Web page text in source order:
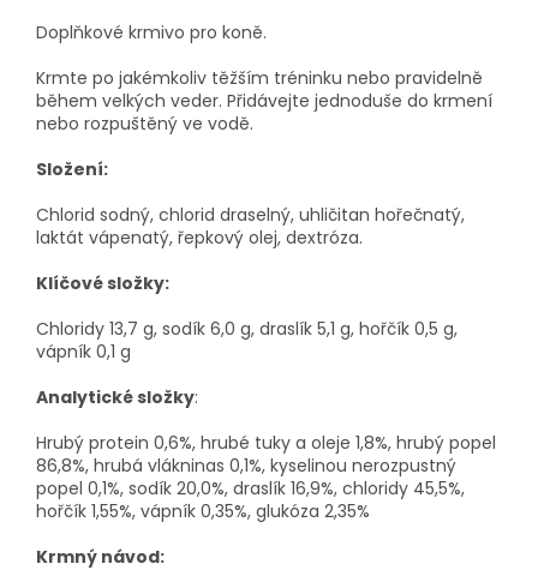
Doplňkové krmivo pro koně.
Krmte po jakémkoliv těžším tréninku nebo pravidelně
během velkých veder. Přidávejte jednoduše do krmení
nebo rozpuštěný ve vodě.
Složení:
Chlorid sodný, chlorid draselný, uhličitan hořečnatý,
laktát vápenatý, řepkový olej, dextróza.
Klíčové složky:
Chloridy 13,7 g, sodík 6,0 g, draslík 5,1 g, hořčík 0,5 g,
vápník 0,1 g
Analytické složky:
Hrubý protein 0,6%, hrubé tuky a oleje 1,8%, hrubý popel
86,8%, hrubá vlákninas 0,1%, kyselinou nerozpustný
popel 0,1%, sodík 20,0%, draslík 16,9%, chloridy 45,5%,
hořčík 1,55%, vápník 0,35%, glukóza 2,35%
Krmný návod: